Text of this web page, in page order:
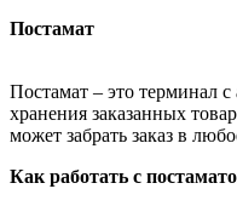
Постамат
Постамат – это терминал
хранения заказанных
может забрать заказ в
Как работать с